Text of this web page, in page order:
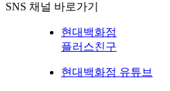
SNS 채널 바로가기
현대백화점
플러스친구
현대백화점 유튜브